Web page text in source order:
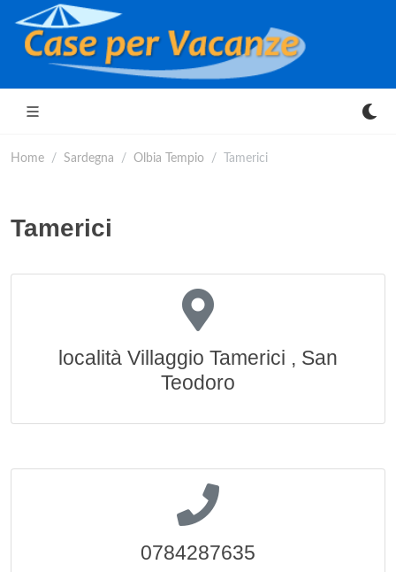
Home Sardegna Olbia Tempio Tamerici
Tamerici
località Villaggio Tamerici , San
Teodoro
0784287635